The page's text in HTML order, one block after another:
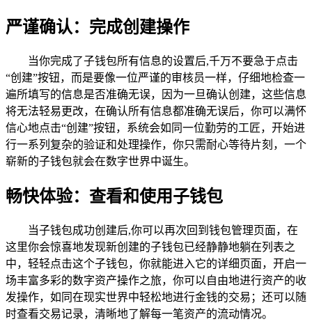
严谨确认：完成创建操作
当你完成了子钱包所有信息的设置后,千万不要急于点击
“创建”按钮，而是要像一位严谨的审核员一样，仔细地检查一
遍所填写的信息是否准确无误，因为一旦确认创建，这些信息
将无法轻易更改，在确认所有信息都准确无误后，你可以满怀
信心地点击“创建”按钮，系统会如同一位勤劳的工匠，开始进
行一系列复杂的验证和处理操作，你只需耐心等待片刻，一个
崭新的子钱包就会在数字世界中诞生。
畅快体验：查看和使用子钱包
当子钱包成功创建后,你可以再次回到钱包管理页面，在
这里你会惊喜地发现新创建的子钱包已经静静地躺在列表之
中，轻轻点击这个子钱包，你就能进入它的详细页面，开启一
场丰富多彩的数字资产操作之旅，你可以自由地进行资产的收
发操作，如同在现实世界中轻松地进行金钱的交易；还可以随
时查看交易记录，清晰地了解每一笔资产的流动情况。